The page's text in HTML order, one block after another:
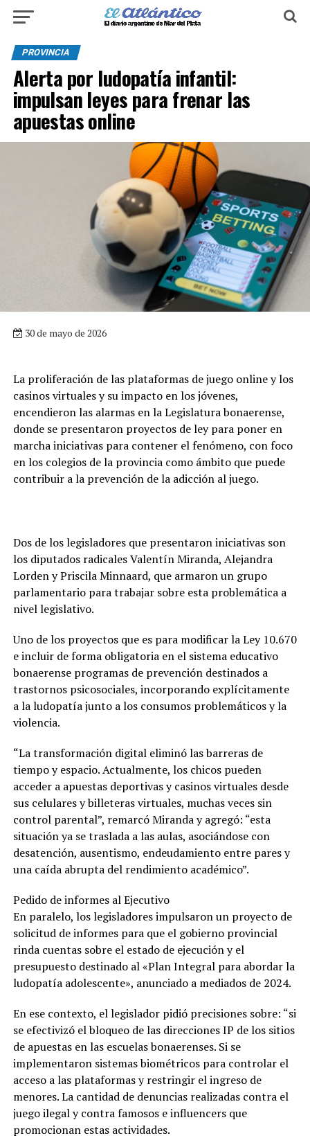
PROVINCIA
Alerta por ludopatía infantil:
impulsan leyes para frenar las
apuestas online
30 de mayo de 2026
La proliferación de las plataformas de juego online y los
casinos virtuales y su impacto en los jóvenes,
encendieron las alarmas en la Legislatura bonaerense,
donde se presentaron proyectos de ley para poner en
marcha iniciativas para contener el fenómeno, con foco
en los colegios de la provincia como ámbito que puede
contribuir a la prevención de la adicción al juego.
Dos de los legisladores que presentaron iniciativas son
los diputados radicales Valentín Miranda, Alejandra
Lorden y Priscila Minnaard, que armaron un grupo
parlamentario para trabajar sobre esta problemática a
nivel legislativo.
Uno de los proyectos que es para modificar la Ley 10.670
e incluir de forma obligatoria en el sistema educativo
bonaerense programas de prevención destinados a
trastornos psicosociales, incorporando explícitamente
a la ludopatía junto a los consumos problemáticos y la
violencia.
“La transformación digital eliminó las barreras de
tiempo y espacio. Actualmente, los chicos pueden
acceder a apuestas deportivas y casinos virtuales desde
sus celulares y billeteras virtuales, muchas veces sin
control parental”, remarcó Miranda y agregó: “esta
situación ya se traslada a las aulas, asociándose con
desatención, ausentismo, endeudamiento entre pares y
una caída abrupta del rendimiento académico”.
Pedido de informes al Ejecutivo
En paralelo, los legisladores impulsaron un proyecto de
solicitud de informes para que el gobierno provincial
rinda cuentas sobre el estado de ejecución y el
presupuesto destinado al «Plan Integral para abordar la
ludopatía adolescente», anunciado a mediados de 2024.
En ese contexto, el legislador pidió precisiones sobre: “si
se efectivizó el bloqueo de las direcciones IP de los sitios
de apuestas en las escuelas bonaerenses. Si se
implementaron sistemas biométricos para controlar el
acceso a las plataformas y restringir el ingreso de
menores. La cantidad de denuncias realizadas contra el
juego ilegal y contra famosos e influencers que
promocionan estas actividades.